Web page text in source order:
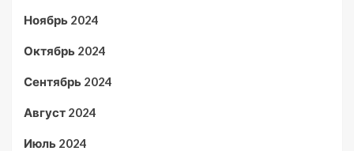
Ноябрь 2024
Октябрь 2024
Сентябрь 2024
Август 2024
Июль 2024